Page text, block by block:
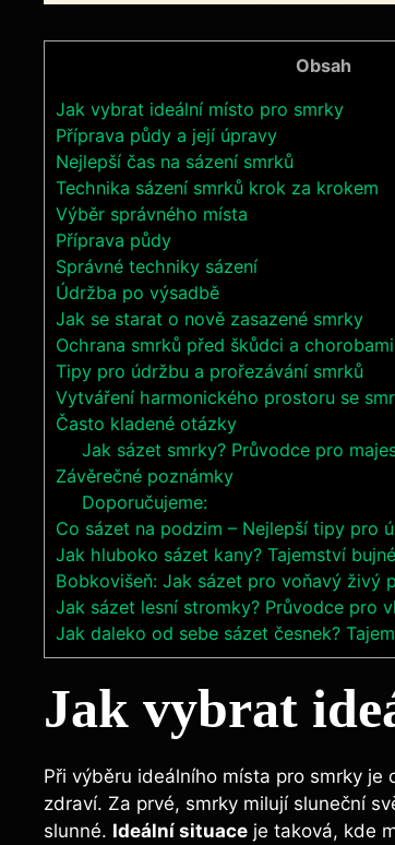
Obsah
Jak vybrat ideální místo ⁢pro smrky
Příprava půdy a⁢ její ⁢úpravy
Nejlepší čas⁣ na sázení smrků
Technika sázení smrků krok za krokem
Výběr ​správného místa
Příprava půdy
Správné techniky sázení
Údržba ‌po ​výsadbě
Jak se starat ‍o nově zasazené smrky
Ochrana smrků ⁤před škůdci a ‍chorobami
Tipy pro ​údržbu ‍a prořezávání smrků
Vytváření harmonického prostoru se
Často kladené ‌otázky
Jak sázet smrky? Průvodce pro
Závěrečné poznámky
Doporučujeme:
Co sázet na podzim – Nejlepší tipy pro
Jak hluboko sázet kany? Tajemství
Bobkovišeň: Jak sázet pro voňavý živý
Jak sázet lesní stromky? Průvodce pro
Jak daleko od sebe sázet česnek?
Jak vybrat
Při výběru ideálního místa pro smrky je
zdraví.‍ Za ‍prvé,⁢ smrky milují​ sluneční
slunné. Ideální situace je taková, kde